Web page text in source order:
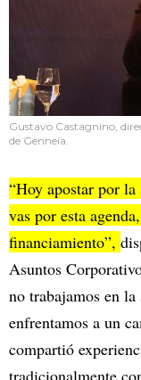
Gustavo Castagnino,
de Genneia.
“Hoy apostar por
vas por esta
financiamiento”,
Asuntos
no trabajamos en
enfrentamos a un
compartió